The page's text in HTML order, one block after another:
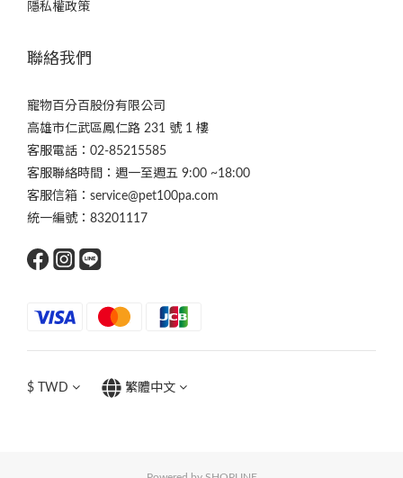
隱私權政策
聯絡我們
寵物百分百股份有限公司
高雄市仁武區鳳仁路 231 號 1 樓
客服電話：02-85215585
客服聯絡時間：週一至週五 9:00 ~18:00
客服信箱：service@pet100pa.com
統一編號：83201117
$ TWD 繁體中文